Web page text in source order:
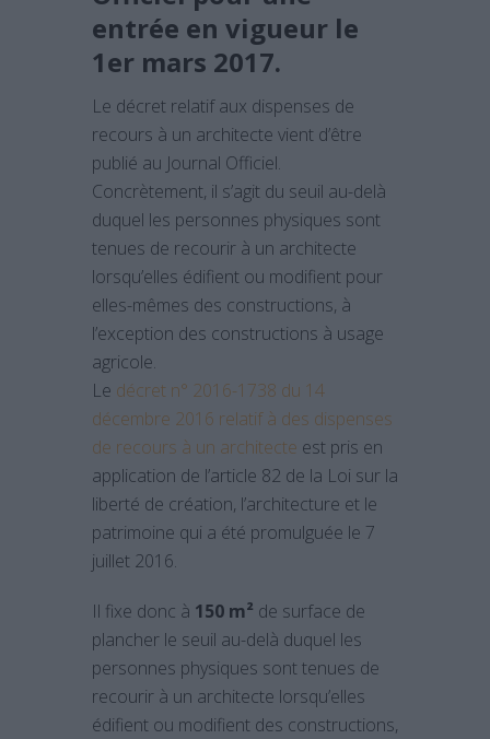
entrée en vigueur le
1er mars 2017.
Le décret relatif aux dispenses de
recours à un architecte vient d’être
publié au Journal Officiel.
Concrètement, il s’agit du seuil au-delà
duquel les personnes physiques sont
tenues de recourir à un architecte
lorsqu’elles édifient ou modifient pour
elles-mêmes des constructions, à
l’exception des constructions à usage
agricole.
Le décret n° 2016-1738 du 14
décembre 2016 relatif à des dispenses
de recours à un architecte est pris en
application de l’article 82 de la Loi sur la
liberté de création, l’architecture et le
patrimoine qui a été promulguée le 7
juillet 2016.
Il fixe donc à 150 m² de surface de
plancher le seuil au-delà duquel les
personnes physiques sont tenues de
recourir à un architecte lorsqu’elles
édifient ou modifient des constructions,